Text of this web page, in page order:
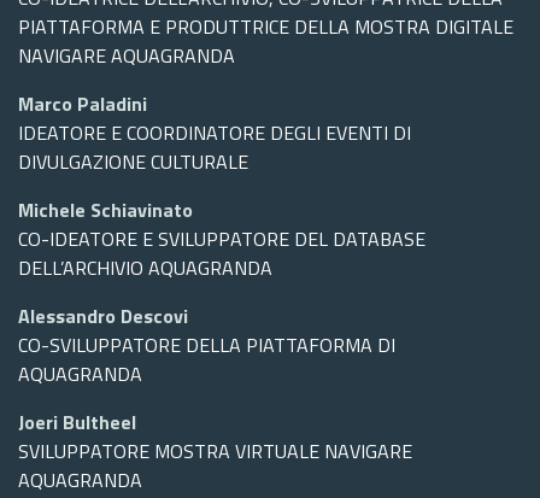
PIATTAFORMA E PRODUTTRICE DELLA MOSTRA DIGITALE
NAVIGARE AQUAGRANDA
Marco Paladini
IDEATORE E COORDINATORE DEGLI EVENTI DI
DIVULGAZIONE CULTURALE
Michele Schiavinato
CO-IDEATORE E SVILUPPATORE DEL DATABASE
DELL’ARCHIVIO AQUAGRANDA
Alessandro Descovi
CO-SVILUPPATORE DELLA PIATTAFORMA DI
AQUAGRANDA
Joeri Bultheel
SVILUPPATORE MOSTRA VIRTUALE NAVIGARE
AQUAGRANDA